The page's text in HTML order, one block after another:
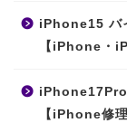
iPhone15 バ
【iPhone・
【iPhone修